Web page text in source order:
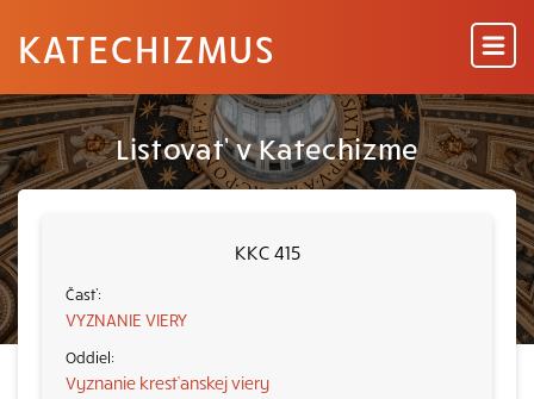
KATECHIZMUS
Listovať v Katechizme
KKC 415
VYZNANIE VIERY
Vyznanie kresťanskej viery